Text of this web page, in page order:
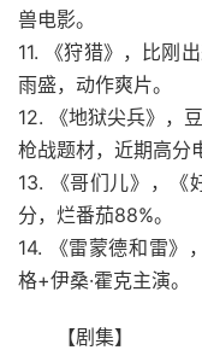
兽电影。
11. 《狩猎》，比刚
雨盛，动作爽片。
12. 《地狱尖兵》，
枪战题材，近期高分
13. 《哥们儿》，《
分，烂番茄88%。
14. 《雷蒙德和雷》
格+伊桑·霍克主演。
【剧集】